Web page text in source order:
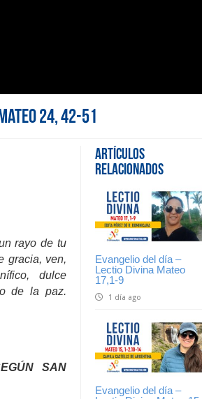
24, 42-51
Artículos
Relacionados
Evangelio del día –
Lectio Divina Mateo
17,1-9
1 día ago
Evangelio del día –
rayo de tu
gracia, ven,
dulce
de la paz.
SAN